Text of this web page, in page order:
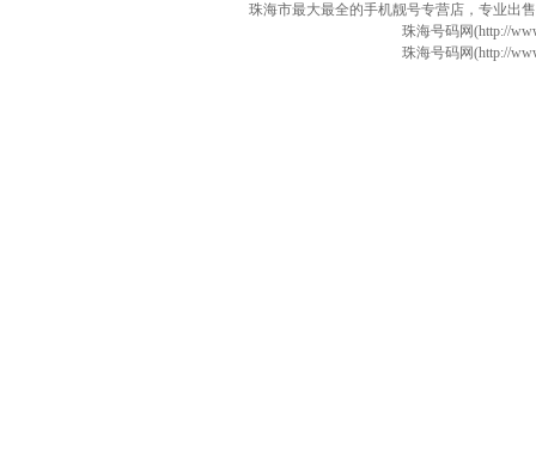
珠海市最大最全的手机靓号专营店，专业出
珠海号码网(http://
珠海号码网(http://